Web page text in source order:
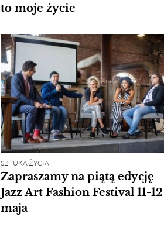
to moje życie
SZTUKA ŻYCIA
Zapraszamy na piątą edycję
Jazz Art Fashion Festival 11-12
maja